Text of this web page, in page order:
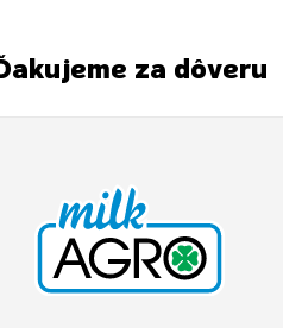
za dôveru